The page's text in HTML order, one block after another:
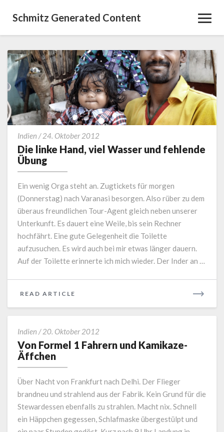
Schmitz Generated Content
Indien /24. Oktober 2012
linke
und
fehlende
Übung
Die linke Hand, viel Wasser und fehlende
Übung
Ein wenig Orga steht an. Zugtickets für morgen
(Donnerstag) nach Varanasi besorgen. Also rüber zu dem
überaus freundlichen Tour-Agent gleich neben unserer
Unterkunft. Es dauert eine Weile, bis sein Rechner
hochfährt. Eine gute Gelegenheit die Toilette
aufzusuchen. Es wird auch bei mir etwas länger dauern.
Auf der Toilette erinnerte ich mich wieder. Der Inder an …
READ ARTICLE
MORE
Indien /20. Oktober 2012
Formel
Kamikaze-
Äffchen
Von Formel 1 Fahrern und Kamikaze-
Äffchen
Über Nacht von Frankfurt nach Delhi. Der Flieger
brandneu und strahlend aus der Fabrik. Kein Grund für die
Stewardessen ebenfalls zu strahlen. Macht nix. Schnell
ein Häppchen gegessen, Schlafmaske übergestülpt und